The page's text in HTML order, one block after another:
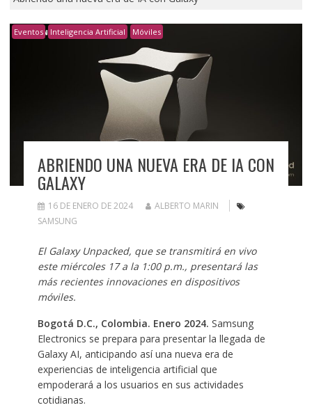
Eventos Inteligencia Artificial Móviles
ABRIENDO UNA NUEVA ERA DE IA CON
GALAXY
16 DE ENERO DE 2024
ALBERTO MARIN
SAMSUNG
El Galaxy Unpacked, que se transmitirá en vivo
este miércoles 17 a la 1:00 p.m., presentará las
más recientes innovaciones en dispositivos
móviles.
Bogotá D.C., Colombia. Enero 2024. Samsung
Electronics se prepara para presentar la llegada de
Galaxy AI, anticipando así una nueva era de
experiencias de inteligencia artificial que
empoderará a los usuarios en sus actividades
cotidianas.